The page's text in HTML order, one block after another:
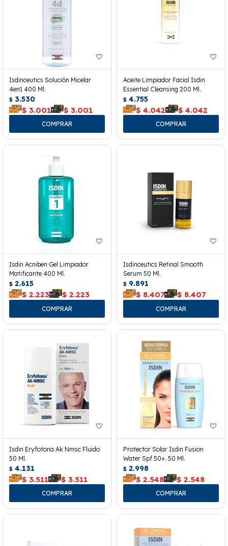
Isdinceutics Solución Micelar
4en1 400 Ml.
$ 3.530
$ 3.001 $ 3.001
Aceite Limpiador Facial Isdin
Essential Cleansing 200 Ml.
$ 4.755
$ 4.042 $ 4.042
Isdin Acniben Gel Limpiador
Matificante 400 Ml.
$ 2.615
$ 2.223 $ 2.223
Isdinceutics Retinal Smooth
Serum 50 Ml.
$ 9.891
$ 8.407 $ 8.407
Isdin Eryfotona Ak Nmsc Fluido
50 Ml.
$ 4.131
$ 3.511 $ 3.511
Protector Solar Isdin Fusion
Water Spf 50+. 50 Ml.
$ 2.998
$ 2.548 $ 2.548